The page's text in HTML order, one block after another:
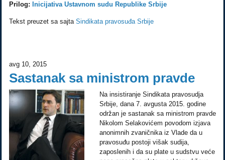
Prilog: Inicijativa Ustavnom sudu Republike Srbije
Tekst preuzet sa sajta Sindikata pravosuđa Srbije
avg 10, 2015
Sastanak sa ministrom pravde
Na insistiranje Sindikata pravosudja
Srbije, dana 7. avgusta 2015. godine
održan je sastanak sa ministrom pravde
Nikolom Selakovićem povodom izjava
anonimnih zvaničnika iz Vlade da u
pravosuđu postoji višak sudija,
zaposlenih i da su plate u sudstvu veće